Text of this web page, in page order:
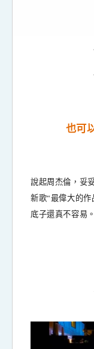
也可
說起周杰倫，妥
新歌“最偉大的作
底子還真不容易